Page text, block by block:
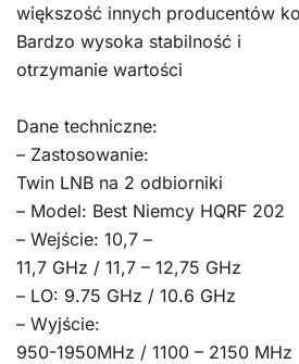
większość innych producentów
Bardzo wysoka stabilność i
otrzymanie wartości
Dane techniczne:
– Zastosowanie:
Twin LNB na 2 odbiorniki
– Model: Best Niemcy HQRF 202
– Wejście: 10,7 –
11,7 GHz / 11,7 – 12,75 GHz
– LO: 9.75 GHz / 10.6 GHz
– Wyjście:
950-1950MHz / 1100 – 2150 MHz